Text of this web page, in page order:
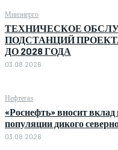
Минэнерго
ТЕХНИЧЕСКОЕ
ПОДСТАНЦИЙ
ДО 2028 ГОДА
03.08.2026
Нефтегаз
«Роснефть» вносит вклад
популяции дикого
03.08.2026